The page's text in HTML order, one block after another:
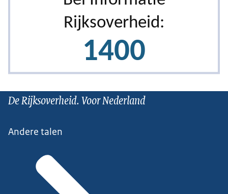
De Rijksoverheid. Voor Nederland
Andere talen